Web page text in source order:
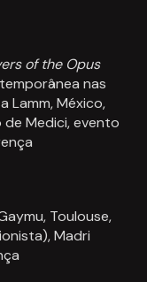
of the Opus
nas
Lamm, México,
de Medici, evento
Toulouse,
Madri